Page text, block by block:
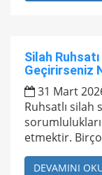
Silah
Geçirirseniz
31 Mart
Ruhsatlı silah
etmektir.
DEVAMINI